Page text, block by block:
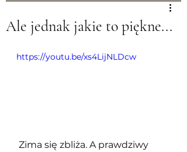
Ale jednak jakie to piękne...
https://youtu.be/xs4LijNLDcw